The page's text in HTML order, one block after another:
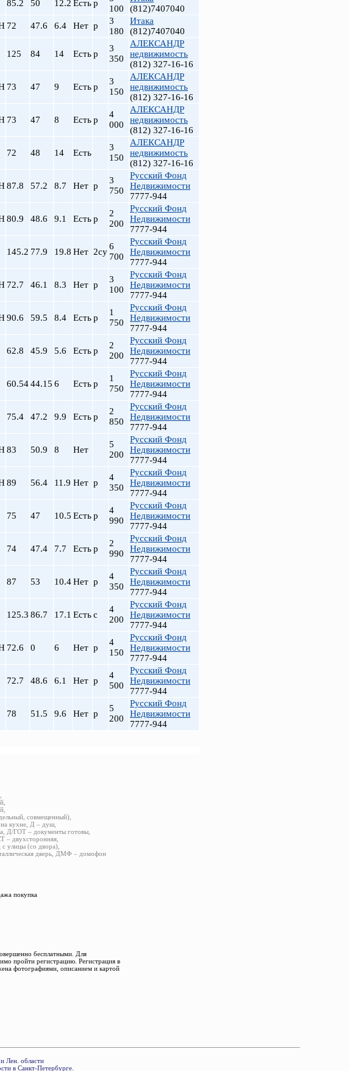
85.2 50 12.2 Естьр
100
(812)7407040
72 47.6 6.4 Нет р
3
180
Итака
(812)7407040
125 84 14 Естьр
3
350
АЛЕКСАНДР
недвижимость
(812) 327-16-16
73 47 9 Естьр
3
150
АЛЕКСАНДР
недвижимость
(812) 327-16-16
73 47 8 Естьр
4
000
АЛЕКСАНДР
недвижимость
(812) 327-16-16
72 48 14 Есть
3
150
АЛЕКСАНДР
недвижимость
(812) 327-16-16
87.8 57.2 8.7 Нет р
3
750
Русский Фонд
Недвижимости
7777-944
80.9 48.6 9.1 Естьр
2
200
Русский Фонд
Недвижимости
7777-944
145.2 77.9 19.8 Нет 2су
6
700
Русский Фонд
Недвижимости
7777-944
72.7 46.1 8.3 Нет р
3
100
Русский Фонд
Недвижимости
7777-944
90.6 59.5 8.4 Естьр
1
750
Русский Фонд
Недвижимости
7777-944
62.8 45.9 5.6 Естьр
2
200
Русский Фонд
Недвижимости
7777-944
60.5444.15 6 Естьр
1
750
Русский Фонд
Недвижимости
7777-944
75.4 47.2 9.9 Естьр
2
850
Русский Фонд
Недвижимости
7777-944
83 50.9 8 Нет
5
200
Русский Фонд
Недвижимости
7777-944
89 56.4 11.9 Нет р
4
350
Русский Фонд
Недвижимости
7777-944
75 47 10.5 Естьр
4
990
Русский Фонд
Недвижимости
7777-944
74 47.4 7.7 Естьр
2
990
Русский Фонд
Недвижимости
7777-944
87 53 10.4Нет р
4
350
Русский Фонд
Недвижимости
7777-944
125.3 86.7 17.1 Естьс
4
200
Русский Фонд
Недвижимости
7777-944
72.6 0 6 Нет р
4
150
Русский Фонд
Недвижимости
7777-944
72.7 48.6 6.1 Нет р
4
500
Русский Фонд
Недвижимости
7777-944
78 51.5 9.6 Нет р
5
200
Русский Фонд
Недвижимости
7777-944
совмещенный),
кухне, Д – душ,
Д/ГОТ – документы готовы,
– двухсторонняя,
улицы (со двора),
дверь, ДМФ – домофон
покупка
бесплатными. Для
пройти регистрацию. Регистрация в
фотографиями, описанием и картой
Лен. области
в Санкт-Петербурге.